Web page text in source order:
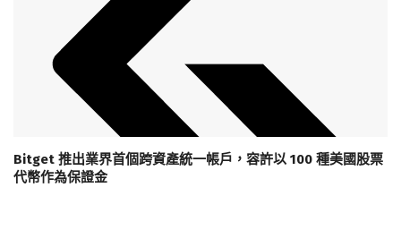
Bitget 推出業界首個跨資產統一帳戶，容許以 100 種美國股票
代幣作為保證金